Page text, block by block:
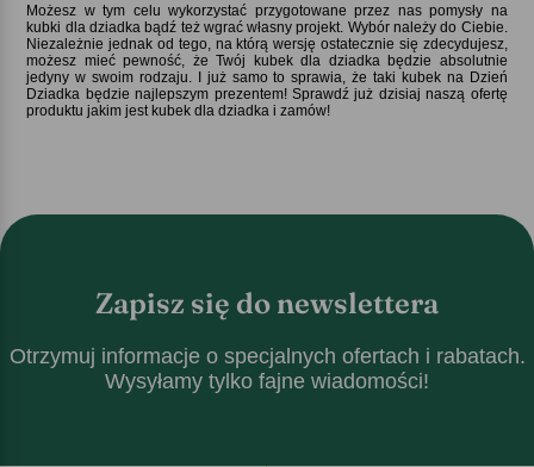
Możesz w tym celu wykorzystać przygotowane przez nas pomysły na
kubki dla dziadka bądź też wgrać własny projekt. Wybór należy do Ciebie.
Niezależnie jednak od tego, na którą wersję ostatecznie się zdecydujesz,
możesz mieć pewność, że Twój kubek dla dziadka będzie absolutnie
jedyny w swoim rodzaju. I już samo to sprawia, że taki kubek na Dzień
Dziadka będzie najlepszym prezentem! Sprawdź już dzisiaj naszą ofertę
produktu jakim jest kubek dla dziadka i zamów!
Zapisz się do newslettera
Otrzymuj informacje o specjalnych ofertach i rabatach.
Wysyłamy tylko fajne wiadomości!